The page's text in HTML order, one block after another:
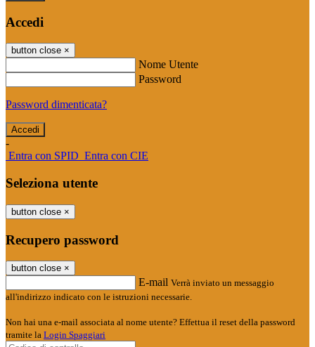
Accedi
button close ×
Nome Utente
Password
Password dimenticata?
-
Entra con SPID Entra con CIE
Seleziona utente
button close ×
Recupero password
button close ×
E-mail Verrà inviato un messaggio
all'indirizzo indicato con le istruzioni necessarie.
Non hai una e-mail associata al nome utente? Effettua il reset della password
tramite la Login Spaggiari